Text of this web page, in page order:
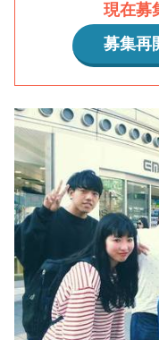
現在募
募集再